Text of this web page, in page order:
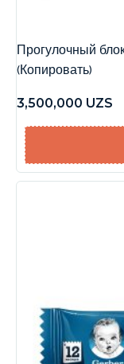
Прогулочный
(Копировать)
3,500,000 UZS